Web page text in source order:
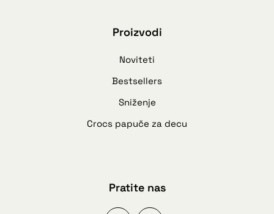
Proizvodi
Noviteti
Bestsellers
Sniženje
Crocs papuče za decu
Pratite nas